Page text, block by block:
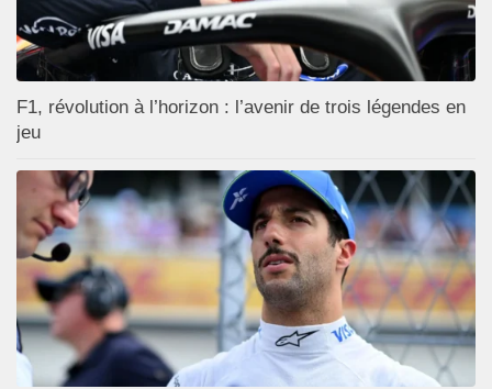
F1, révolution à l’horizon : l’avenir de trois légendes en
jeu